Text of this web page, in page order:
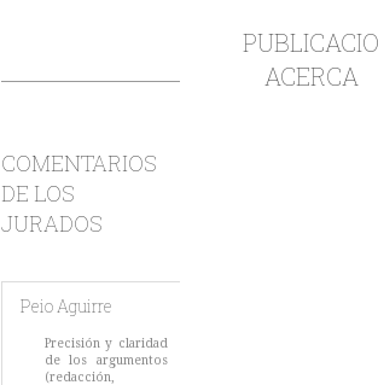
ACERCA
COMENTARIOS
DE LOS
JURADOS
Peio Aguirre
Precisión y claridad
de los argumentos
(redacción,